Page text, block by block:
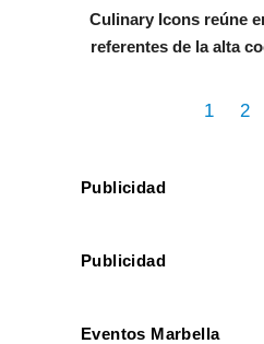
Culinary Icons reúne
referentes de la alta
1 2
Publicidad
Publicidad
Eventos Marbella